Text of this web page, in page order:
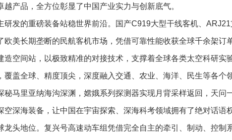
产品，全方位彰显了中国产业实力与创新底气。
发的重磅装备站稳世界前沿。国产C919大型干线客机、ARJ21
美长期垄断的民航客机市场，凭借可靠性能收获全球千余架订单
空间站，以极致精准的对接技术，支撑着全球各类太空科研实验
盖全球、精度顶尖，深度融入交通、农业、海洋、民生等各个
马里亚纳海沟深渊，嫦娥系列探测器实现月背采样返回，天问
深海装备，让中国在宇宙探索、深海科考领域拥有了绝对话语权
头地位。复兴号高速动车组凭借完全自主的牵引、制动、控制